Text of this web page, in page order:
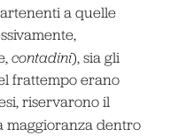
a quelle
contadini), sia gli
frattempo erano
riservarono il
maggioranza dentro